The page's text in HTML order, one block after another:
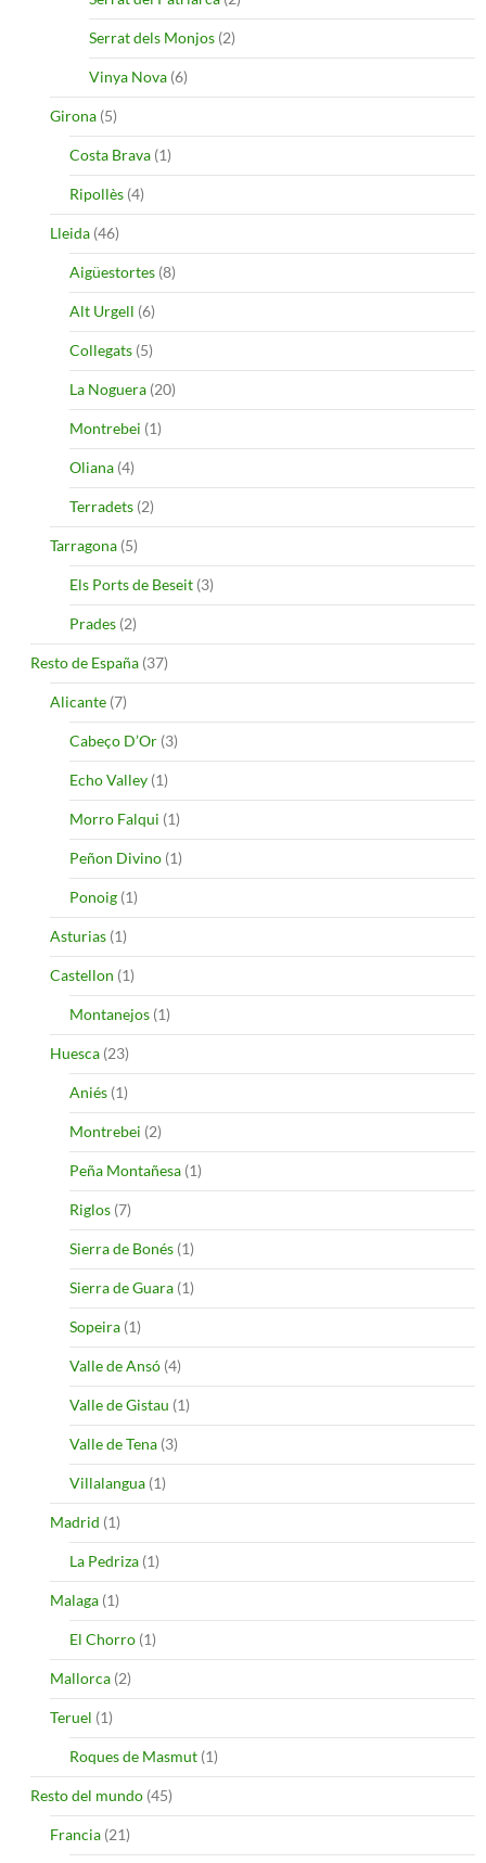
Serrat dels Monjos (2)
Vinya Nova (6)
Girona (5)
Costa Brava (1)
Ripollès (4)
Lleida (46)
Aigüestortes (8)
Alt Urgell (6)
Collegats (5)
La Noguera (20)
Montrebei (1)
Oliana (4)
Terradets (2)
Tarragona (5)
Els Ports de Beseit (3)
Prades (2)
Resto de España (37)
Alicante (7)
Cabeço D’Or (3)
Echo Valley (1)
Morro Falqui (1)
Peñon Divino (1)
Ponoig (1)
Asturias (1)
Castellon (1)
Montanejos (1)
Huesca (23)
Aniés (1)
Montrebei (2)
Peña Montañesa (1)
Riglos (7)
Sierra de Bonés (1)
Sierra de Guara (1)
Sopeira (1)
Valle de Ansó (4)
Valle de Gistau (1)
Valle de Tena (3)
Villalangua (1)
Madrid (1)
La Pedriza (1)
Malaga (1)
El Chorro (1)
Mallorca (2)
Teruel (1)
Roques de Masmut (1)
Resto del mundo (45)
Francia (21)